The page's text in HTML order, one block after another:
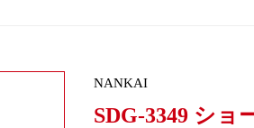
NANKAI
SDG-3349 ショ